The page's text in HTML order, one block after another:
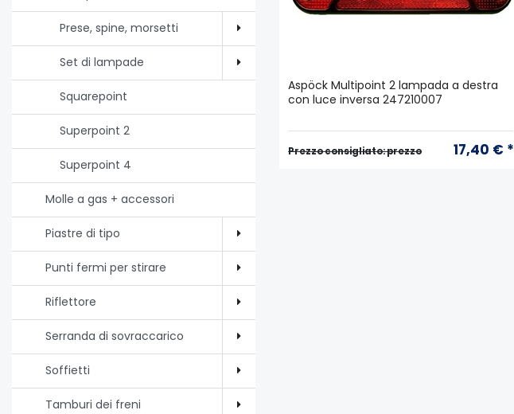
Prese, spine, morsetti
Set di lampade
Squarepoint
Superpoint 2
Superpoint 4
Molle a gas + accessori
Piastre di tipo
Punti fermi per stirare
Riflettore
Serranda di sovraccarico
Soffietti
Tamburi dei freni
Aspöck Multipoint 2 lampada a destra
con luce inversa 247210007
Prezzo consigliato: prezzo 17,40 € *